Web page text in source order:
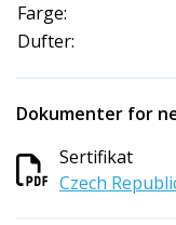
Farge:
Dufter:
Dokumenter for
Sertifikat
Czech